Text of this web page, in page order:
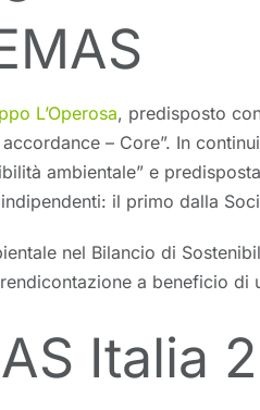
L’Operosa, predisposto
accordance – Core”. In
ambientale” e
il primo dalla
nel Bilancio di
a beneficio
Italia